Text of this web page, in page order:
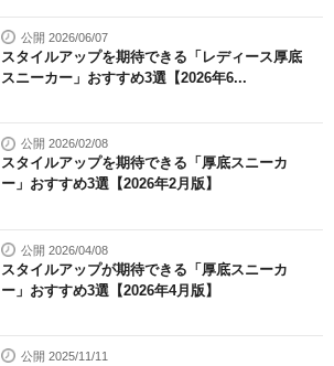
公開 2026/06/07
スタイルアップを期待できる「レディース厚底
スニーカー」おすすめ3選【2026年6...
公開 2026/02/08
スタイルアップを期待できる「厚底スニーカ
ー」おすすめ3選【2026年2月版】
公開 2026/04/08
スタイルアップが期待できる「厚底スニーカ
ー」おすすめ3選【2026年4月版】
公開 2025/11/11